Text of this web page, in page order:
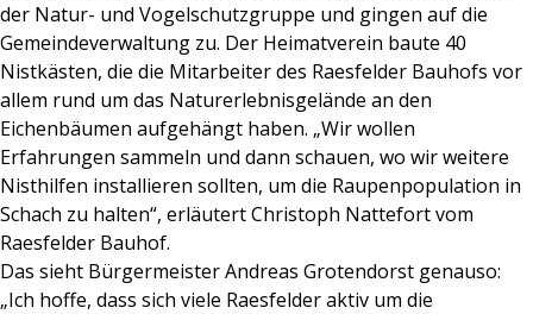
der Natur- und Vogelschutzgruppe und gingen auf die
Gemeindeverwaltung zu. Der Heimatverein baute 40
Nistkästen, die die Mitarbeiter des Raesfelder Bauhofs vor
allem rund um das Naturerlebnisgelände an den
Eichenbäumen aufgehängt haben. „Wir wollen
Erfahrungen sammeln und dann schauen, wo wir weitere
Nisthilfen installieren sollten, um die Raupenpopulation in
Schach zu halten“, erläutert Christoph Nattefort vom
Raesfelder Bauhof.
Das sieht Bürgermeister Andreas Grotendorst genauso:
„Ich hoffe, dass sich viele Raesfelder aktiv um die